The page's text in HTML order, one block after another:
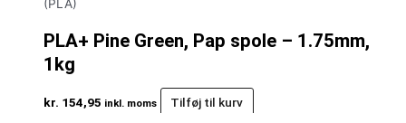
(PLA)
PLA+ Pine Green, Pap spole – 1.75mm,
1kg
kr. 154,95 inkl. moms Tilføj til kurv